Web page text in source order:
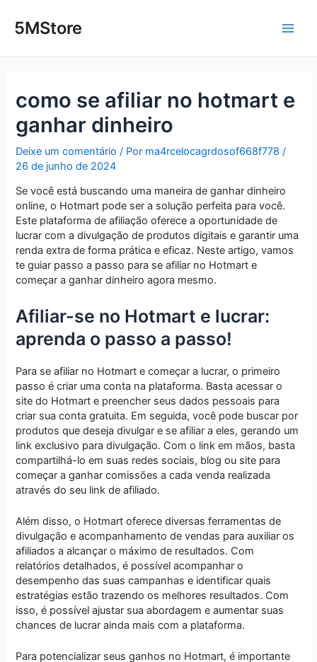
para5MStore
como se afiliar no hotmart e
ganhar dinheiro
Deixe um comentário / Por ma4rcelocagrdosof668f778/
26 de junho de 2024
Se você está buscando uma maneira de ganhar dinheiro
online, o Hotmart pode ser a solução perfeita para você.
Este plataforma de afiliação oferece a oportunidade de
lucrar com a divulgação de produtos digitais e garantir uma
renda extra de forma prática e eficaz. Neste artigo, vamos
te guiar passo a passo para se afiliar no Hotmart e
começar a ganhar dinheiro agora mesmo.
Afiliar-se no Hotmart e lucrar:
aprenda o passo a passo!
Para se afiliar no Hotmart e começar a lucrar, o primeiro
passo é criar uma conta na plataforma. Basta acessar o
site do Hotmart e preencher seus dados pessoais para
criar sua conta gratuita. Em seguida, você pode buscar por
produtos que deseja divulgar e se afiliar a eles, gerando um
link exclusivo para divulgação. Com o link em mãos, basta
compartilhá-lo em suas redes sociais, blog ou site para
começar a ganhar comissões a cada venda realizada
através do seu link de afiliado.
Além disso, o Hotmart oferece diversas ferramentas de
divulgação e acompanhamento de vendas para auxiliar os
afiliados a alcançar o máximo de resultados. Com
relatórios detalhados, é possível acompanhar o
desempenho das suas campanhas e identificar quais
estratégias estão trazendo os melhores resultados. Com
isso, é possível ajustar sua abordagem e aumentar suas
chances de lucrar ainda mais com a plataforma.
Para potencializar seus ganhos no Hotmart, é importante
navigation